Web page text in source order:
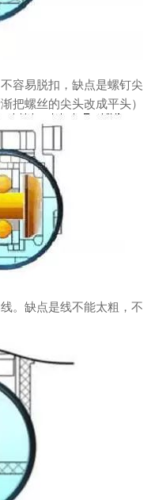
容易脱扣，缺点是螺钉尖
把螺丝的尖头改成平头）
。缺点是线不能太粗，不